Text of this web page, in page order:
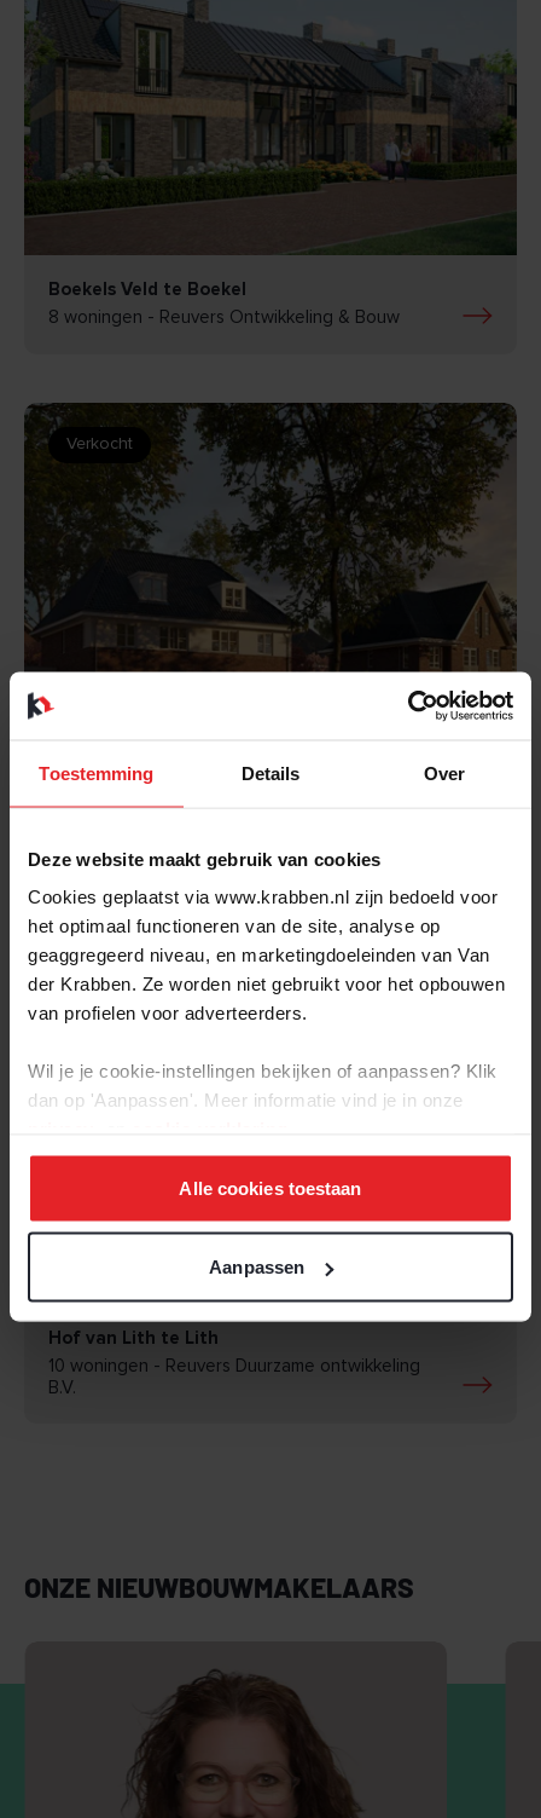
Toestemming Details Over
Deze website maakt gebruik van cookies
Cookies geplaatst via www.krabben.nl zijn bedoeld voor
het optimaal functioneren van de site, analyse op
geaggregeerd niveau, en marketingdoeleinden van Van
der Krabben. Ze worden niet gebruikt voor het opbouwen
van profielen voor adverteerders.
Wil je je cookie-instellingen bekijken of aanpassen? Klik
dan op 'Aanpassen'. Meer informatie vind je in onze
Alle cookies toestaan
Aanpassen
Boekels Veld te Boekel
8 woningen - Reuvers Ontwikkeling & Bouw
Verkocht
De Erven te Heesch
ontwikkeling
Verkocht
Hof van Lith te Lith
10 woningen - Reuvers Duurzame ontwikkeling
B.V.
ONZE NIEUWBOUWMAKELAARS